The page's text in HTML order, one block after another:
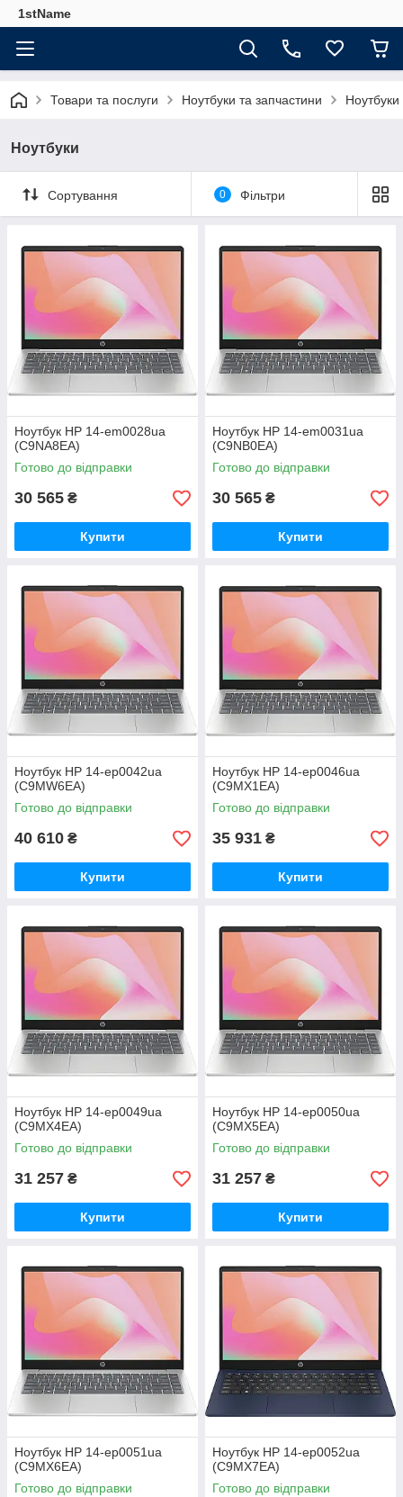
1stName
Товари та послуги Ноутбуки та запчастини Ноутбуки
Ноутбуки
Сортування 0 Фільтри
Ноутбук HP 14-em0028ua
(C9NA8EA)
Готово до відправки
30 565 ₴
Купити
Ноутбук HP 14-em0031ua
(C9NB0EA)
Готово до відправки
30 565 ₴
Купити
Ноутбук HP 14-ep0042ua
(C9MW6EA)
Готово до відправки
40 610 ₴
Купити
Ноутбук HP 14-ep0046ua
(C9MX1EA)
Готово до відправки
35 931 ₴
Купити
Ноутбук HP 14-ep0049ua
(C9MX4EA)
Готово до відправки
31 257 ₴
Купити
Ноутбук HP 14-ep0050ua
(C9MX5EA)
Готово до відправки
31 257 ₴
Купити
Ноутбук HP 14-ep0051ua
(C9MX6EA)
Готово до відправки
Ноутбук HP 14-ep0052ua
(C9MX7EA)
Готово до відправки